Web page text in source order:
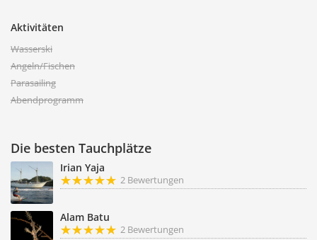
Aktivitäten
Wasserski
Angeln/Fischen
Parasailing
Abendprogramm
Die besten Tauchplätze
Irian Yaja
2 Bewertungen
Alam Batu
2 Bewertungen